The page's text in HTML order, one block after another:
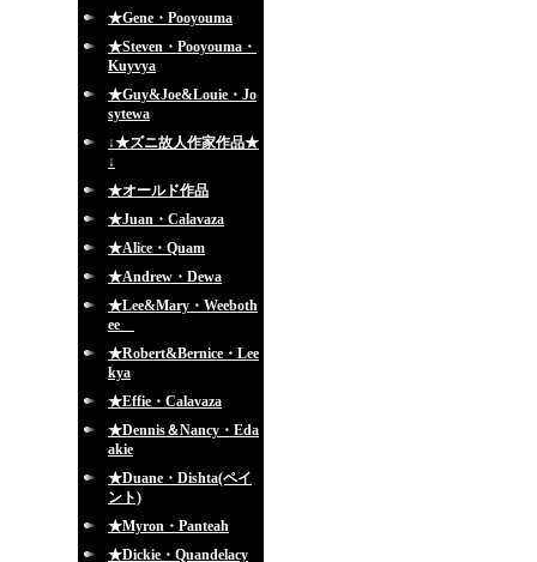
★Gene・Pooyouma
★Steven・Pooyouma・
Kuyvya
★Guy&Joe&Louie・Jo
sytewa
↓★ズニ故人作家作品★
↓
★オールド作品
★Juan・Calavaza
★Alice・Quam
★Andrew・Dewa
★Lee&Mary・Weeboth
ee
★Robert&Bernice・Lee
kya
★Effie・Calavaza
★Dennis＆Nancy・Eda
akie
★Duane・Dishta(ペイ
ント)
★Myron・Panteah
★Dickie・Quandelacy